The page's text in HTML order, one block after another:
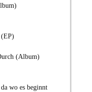
(Album)
wo es beginnt